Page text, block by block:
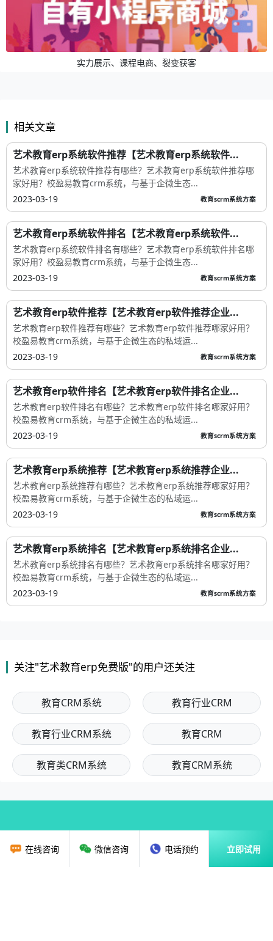
实力展示、课程电商、裂变获客
相关文章
艺术教育erp系统软件推荐【艺术教育erp系统软件...
艺术教育erp系统软件推荐有哪些？艺术教育erp系统软件推荐哪
家好用？校盈易教育crm系统，与基于企微生态...
2023-03-19
教育scrm系统方案
艺术教育erp系统软件排名【艺术教育erp系统软件...
艺术教育erp系统软件排名有哪些？艺术教育erp系统软件排名哪
家好用？校盈易教育crm系统，与基于企微生态...
2023-03-19
教育scrm系统方案
艺术教育erp软件推荐【艺术教育erp软件推荐企业...
艺术教育erp软件推荐有哪些？艺术教育erp软件推荐哪家好用？
校盈易教育crm系统，与基于企微生态的私域运...
2023-03-19
教育scrm系统方案
艺术教育erp软件排名【艺术教育erp软件排名企业...
艺术教育erp软件排名有哪些？艺术教育erp软件排名哪家好用？
校盈易教育crm系统，与基于企微生态的私域运...
2023-03-19
教育scrm系统方案
艺术教育erp系统推荐【艺术教育erp系统推荐企业...
艺术教育erp系统推荐有哪些？艺术教育erp系统推荐哪家好用？
校盈易教育crm系统，与基于企微生态的私域运...
2023-03-19
教育scrm系统方案
艺术教育erp系统排名【艺术教育erp系统排名企业...
艺术教育erp系统排名有哪些？艺术教育erp系统排名哪家好用？
校盈易教育crm系统，与基于企微生态的私域运...
2023-03-19
教育scrm系统方案
关注"艺术教育erp免费版"的用户还关注
教育CRM系统 教育行业CRM
教育行业CRM系统 教育CRM
教育类CRM系统 教育CRM系统
在线咨询 微信咨询 电话预约 立即试用